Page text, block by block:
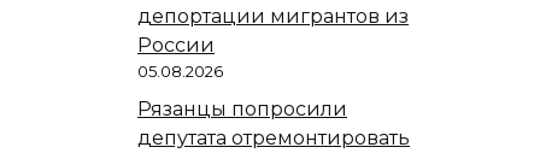
депортации мигрантов из
России
05.08.2026
Рязанцы попросили
депутата отремонтировать